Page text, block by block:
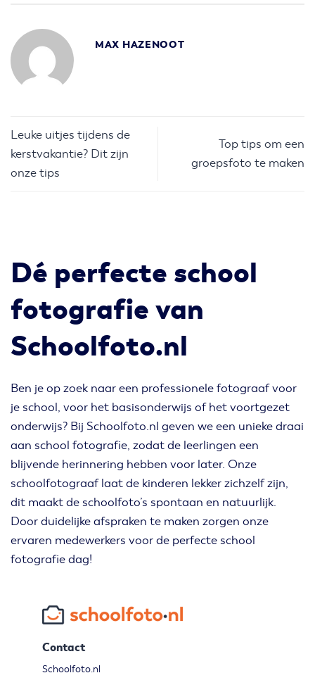
MAX HAZENOOT
Leuke uitjes tijdens de
kerstvakantie? Dit zijn
onze tips
Top tips om een
groepsfoto te maken
Dé perfecte school
fotografie van
Schoolfoto.nl
Ben je op zoek naar een professionele fotograaf voor
je school, voor het basisonderwijs of het voortgezet
onderwijs? Bij Schoolfoto.nl geven we een unieke draai
aan school fotografie, zodat de leerlingen een
blijvende herinnering hebben voor later. Onze
schoolfotograaf laat de kinderen lekker zichzelf zijn,
dit maakt de schoolfoto’s spontaan en natuurlijk.
Door duidelijke afspraken te maken zorgen onze
ervaren medewerkers voor de perfecte school
fotografie dag!
Contact
Schoolfoto.nl